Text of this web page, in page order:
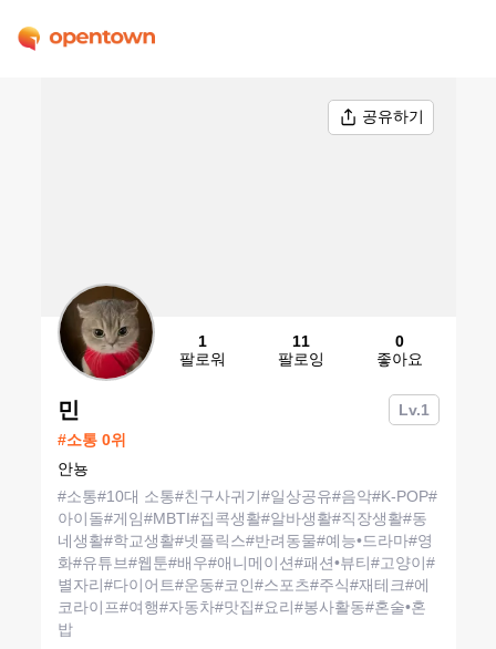
공유하기
1
팔로워
11
팔로잉
0
좋아요
민 Lv.1
#소통 0위
안뇽
#소통#10대 소통#친구사귀기#일상공유#음악#K-POP#
아이돌#게임#MBTI#집콕생활#알바생활#직장생활#동
네생활#학교생활#넷플릭스#반려동물#예능•드라마#영
화#유튜브#웹툰#배우#애니메이션#패션•뷰티#고양이#
별자리#다이어트#운동#코인#스포츠#주식#재테크#에
코라이프#여행#자동차#맛집#요리#봉사활동#혼술•혼
밥